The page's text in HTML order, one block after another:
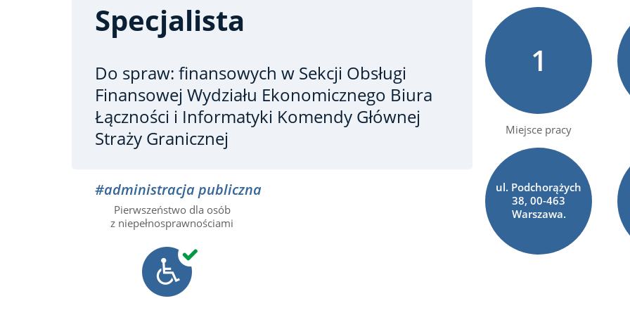
Specjalista
Do spraw: finansowych w Sekcji Obsługi
Finansowej Wydziału Ekonomicznego Biura
Łączności i Informatyki Komendy Głównej
Straży Granicznej
#administracja publiczna
Pierwszeństwo dla osób
z niepełnosprawnościami
1
Miejsce pracy
ul. Podchorążych
38, 00-463
Warszawa.